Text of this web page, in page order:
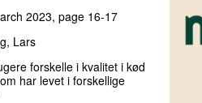
2023, page 16-17
Lars
forskelle i kvalitet i kød
har levet i forskellige